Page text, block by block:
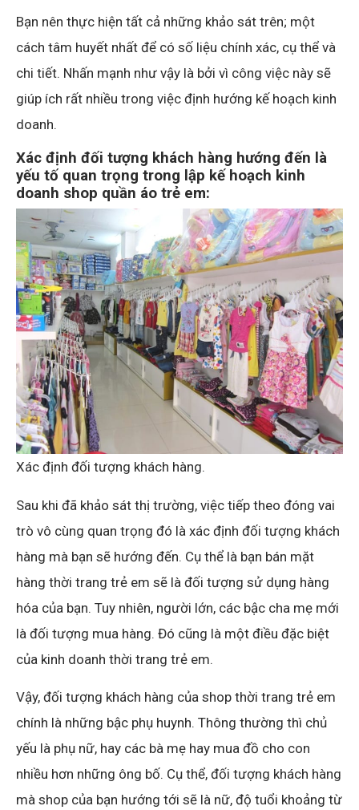
Bạn nên thực hiện tất cả những khảo sát trên; một
cách tâm huyết nhất để có số liệu chính xác, cụ thể và
chi tiết. Nhấn mạnh như vậy là bởi vì công việc này sẽ
giúp ích rất nhiều trong việc định hướng kế hoạch kinh
doanh.
Xác định đối tượng khách hàng hướng đến là
yếu tố quan trọng trong lập kế hoạch kinh
doanh shop quần áo trẻ em:
Xác định đối tượng khách hàng.
Sau khi đã khảo sát thị trường, việc tiếp theo đóng vai
trò vô cùng quan trọng đó là xác định đối tượng khách
hàng mà bạn sẽ hướng đến. Cụ thể là bạn bán mặt
hàng thời trang trẻ em sẽ là đối tượng sử dụng hàng
hóa của bạn. Tuy nhiên, người lớn, các bậc cha mẹ mới
là đối tượng mua hàng. Đó cũng là một điều đặc biệt
của kinh doanh thời trang trẻ em.
Vậy, đối tượng khách hàng của shop thời trang trẻ em
chính là những bậc phụ huynh. Thông thường thì chủ
yếu là phụ nữ, hay các bà mẹ hay mua đồ cho con
nhiều hơn những ông bố. Cụ thể, đối tượng khách hàng
mà shop của bạn hướng tới sẽ là nữ, độ tuổi khoảng từ